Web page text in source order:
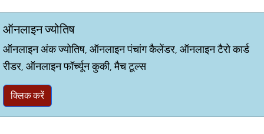
ऑनलाइन ज्योतिष
ऑनलाइन अंक ज्योतिष, ऑनलाइन पंचांग कैलेंडर, ऑनलाइन टैरो कार्ड
रीडर, ऑनलाइन फॉर्च्यून कुकी, मैच टूल्स
क्लिक करें